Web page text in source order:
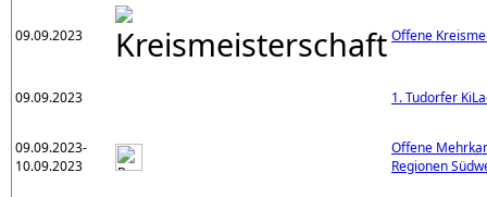
09.09.2023 Offene
09.09.2023 1. Tudorfer
09.09.2023-
10.09.2023
Offene
Regionen